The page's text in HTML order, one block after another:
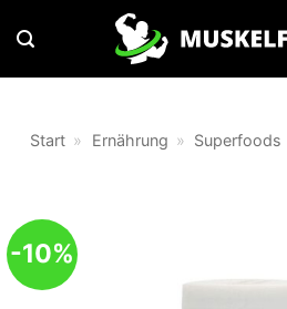
Inhalt
springen
Start » Ernährung » Superfoods
-10%